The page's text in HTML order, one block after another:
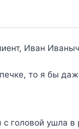
Иван
то я бы
головой ушла в